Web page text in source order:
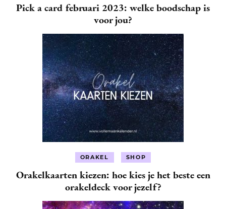
Pick a card februari 2023: welke boodschap is
voor jou?
ORAKEL SHOP
Orakelkaarten kiezen: hoe kies je het beste een
orakeldeck voor jezelf?